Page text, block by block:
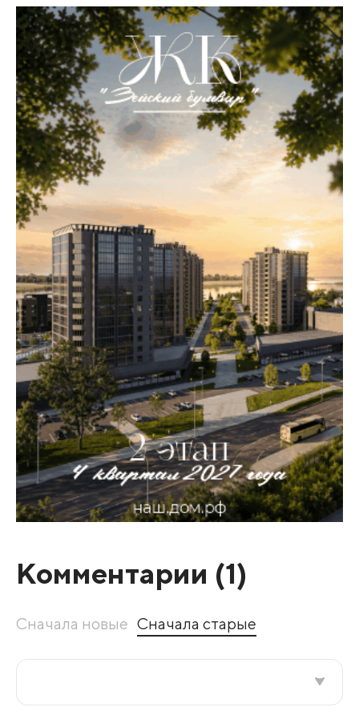
Комментарии (1)
Сначала новые Сначала старые